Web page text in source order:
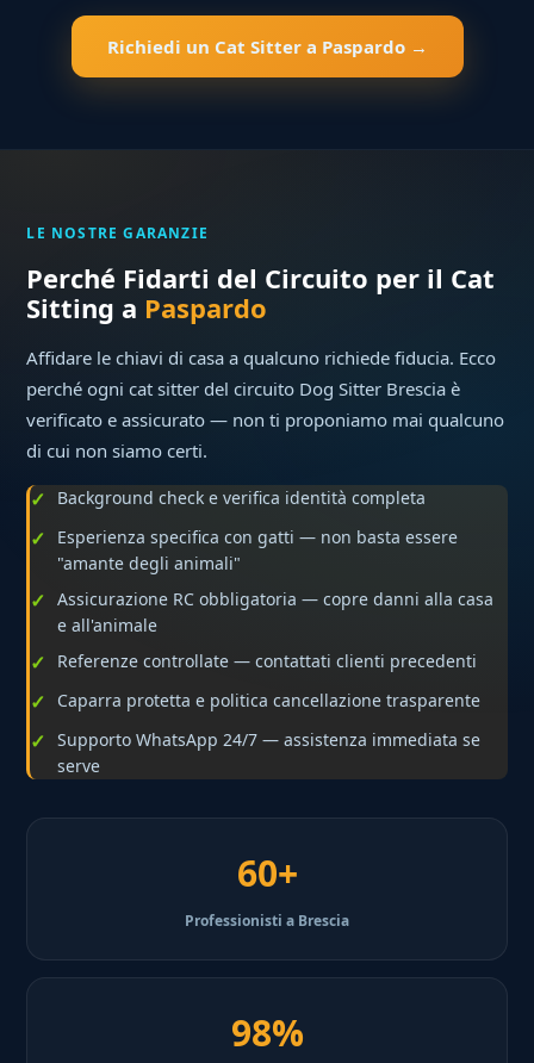
Richiedi un Cat Sitter a Paspardo →
LE NOSTRE GARANZIE
Perché Fidarti del Circuito per il Cat
Sitting a Paspardo
Affidare le chiavi di casa a qualcuno richiede fiducia. Ecco
perché ogni cat sitter del circuito Dog Sitter Brescia è
verificato e assicurato — non ti proponiamo mai qualcuno
di cui non siamo certi.
Background check e verifica identità completa
Esperienza specifica con gatti — non basta essere
"amante degli animali"
Assicurazione RC obbligatoria — copre danni alla casa
e all'animale
Referenze controllate — contattati clienti precedenti
Caparra protetta e politica cancellazione trasparente
Supporto WhatsApp 24/7 — assistenza immediata se
serve
60+
Professionisti a Brescia
98%